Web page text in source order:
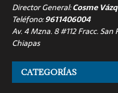
Director General:Cosme
Teléfono:9611406004
Av. 4 Mzna. 8 #112 Fracc.
Chiapas
CATEGORÍAS